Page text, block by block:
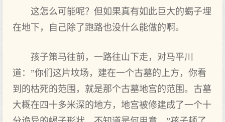
这怎么可能呢？但如果真有如此巨大的蝎子埋
在地下，自己除了跑路也没什么能做的啊。
孩子策马往前，一路往山下走，对马平川
道：”你们这片坟场，建在一个古墓的上方，你看
到的枯死的范围，就是那个古墓地宫的范围。古墓
大概在四十多米深的地方，地宫被修建成了一个十